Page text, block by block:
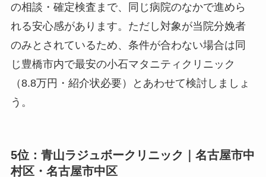
の相談・確定検査まで、同じ病院のなかで進めら
れる安心感があります。ただし対象が当院分娩者
のみとされているため、条件が合わない場合は同
じ豊橋市内で最安の小石マタニティクリニック
（8.8万円・紹介状必要）とあわせて検討しましょ
う。
5位：青山ラジュボークリニック｜名古屋市中
村区・名古屋市中区